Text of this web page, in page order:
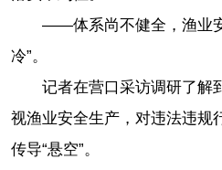
——体系尚不健全，渔业
冷”。
记者在营口采访调研了解
视渔业安全生产，对违法违规
传导“悬空”。